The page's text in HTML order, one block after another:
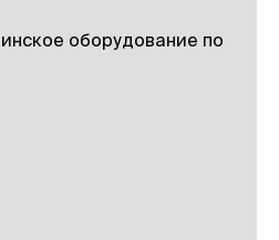
оборудование по